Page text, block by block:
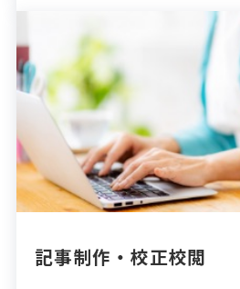
記事制作・校正校閲